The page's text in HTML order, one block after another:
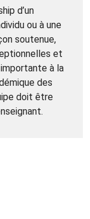
d’un
ou à une
soutenue,
et
à la
des
doit être